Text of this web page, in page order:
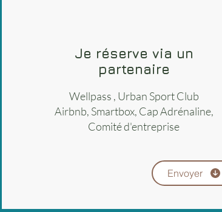
Je réserve via un
partenaire
Wellpass , Urban Sport Club
Airbnb, Smartbox, Cap Adrénaline,
Comité d'entreprise
Envoyer